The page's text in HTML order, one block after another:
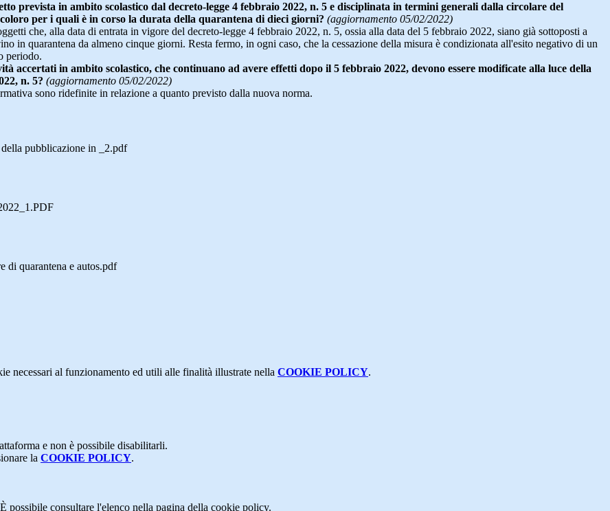
prevista in ambito scolastico dal decreto-legge 4 febbraio 2022, n. 5 e disciplinata in termini generali dalla circolare del
per i quali è in corso la durata della quarantena di dieci giorni? (aggiornamento 05/02/2022)
che, alla data di entrata in vigore del decreto-legge 4 febbraio 2022, n. 5, ossia alla data del 5 febbraio 2022, siano già sottoposti a
in quarantena da almeno cinque giorni. Resta fermo, in ogni caso, che la cessazione della misura è condizionata all'esito negativo di un
periodo.
accertati in ambito scolastico, che continuano ad avere effetti dopo il 5 febbraio 2022, devono essere modificate alla luce della
n. 5? (aggiornamento 05/02/2022)
sono ridefinite in relazione a quanto previsto dalla nuova norma.
pubblicazione in _2.pdf
di quarantena e autos.pdf
necessari al funzionamento ed utili alle finalità illustrate nella COOKIE POLICY.
e non è possibile disabilitarli.
la COOKIE POLICY.
possibile consultare l'elenco nella pagina della cookie policy.